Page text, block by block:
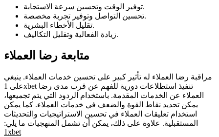
توفير الوقت وتحسين سرعة الاستجابة.
تحسين التواصل وتوفير تجربة مخصصة.
تقليل الأخطاء البشرية.
زيادة الفعالية وتقليل التكاليف.
متابعة رضا العملاء
مراقبة رضا العملاء له تأثير كبير على تحسين خدمات العملاء. ينبغي
على 1xbet تنفيذ استطلاعات دورية للفهم عن قرب مدى رضا
العملاء عن الخدمات المقدمة. باستخدام الردود التي يتم تجميعها،
يمكن تحديد نقاط القوة والضعف في خدمات العملاء. كما يمكن
استخدام تعليقات العملاء في تحسين الاستراتيجيات والتحديثات
المستقبلية. علاوة على ذلك، يمكن أن تشمل المنهجيات ما يلي:
1xbet